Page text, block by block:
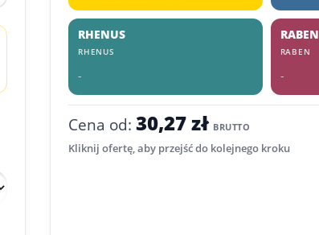
RHENUS
RHENUS
-
RABEN
RABEN
-
Cena od: 30,27 zł BRUTTO
Kliknij ofertę, aby przejść do kolejnego kroku